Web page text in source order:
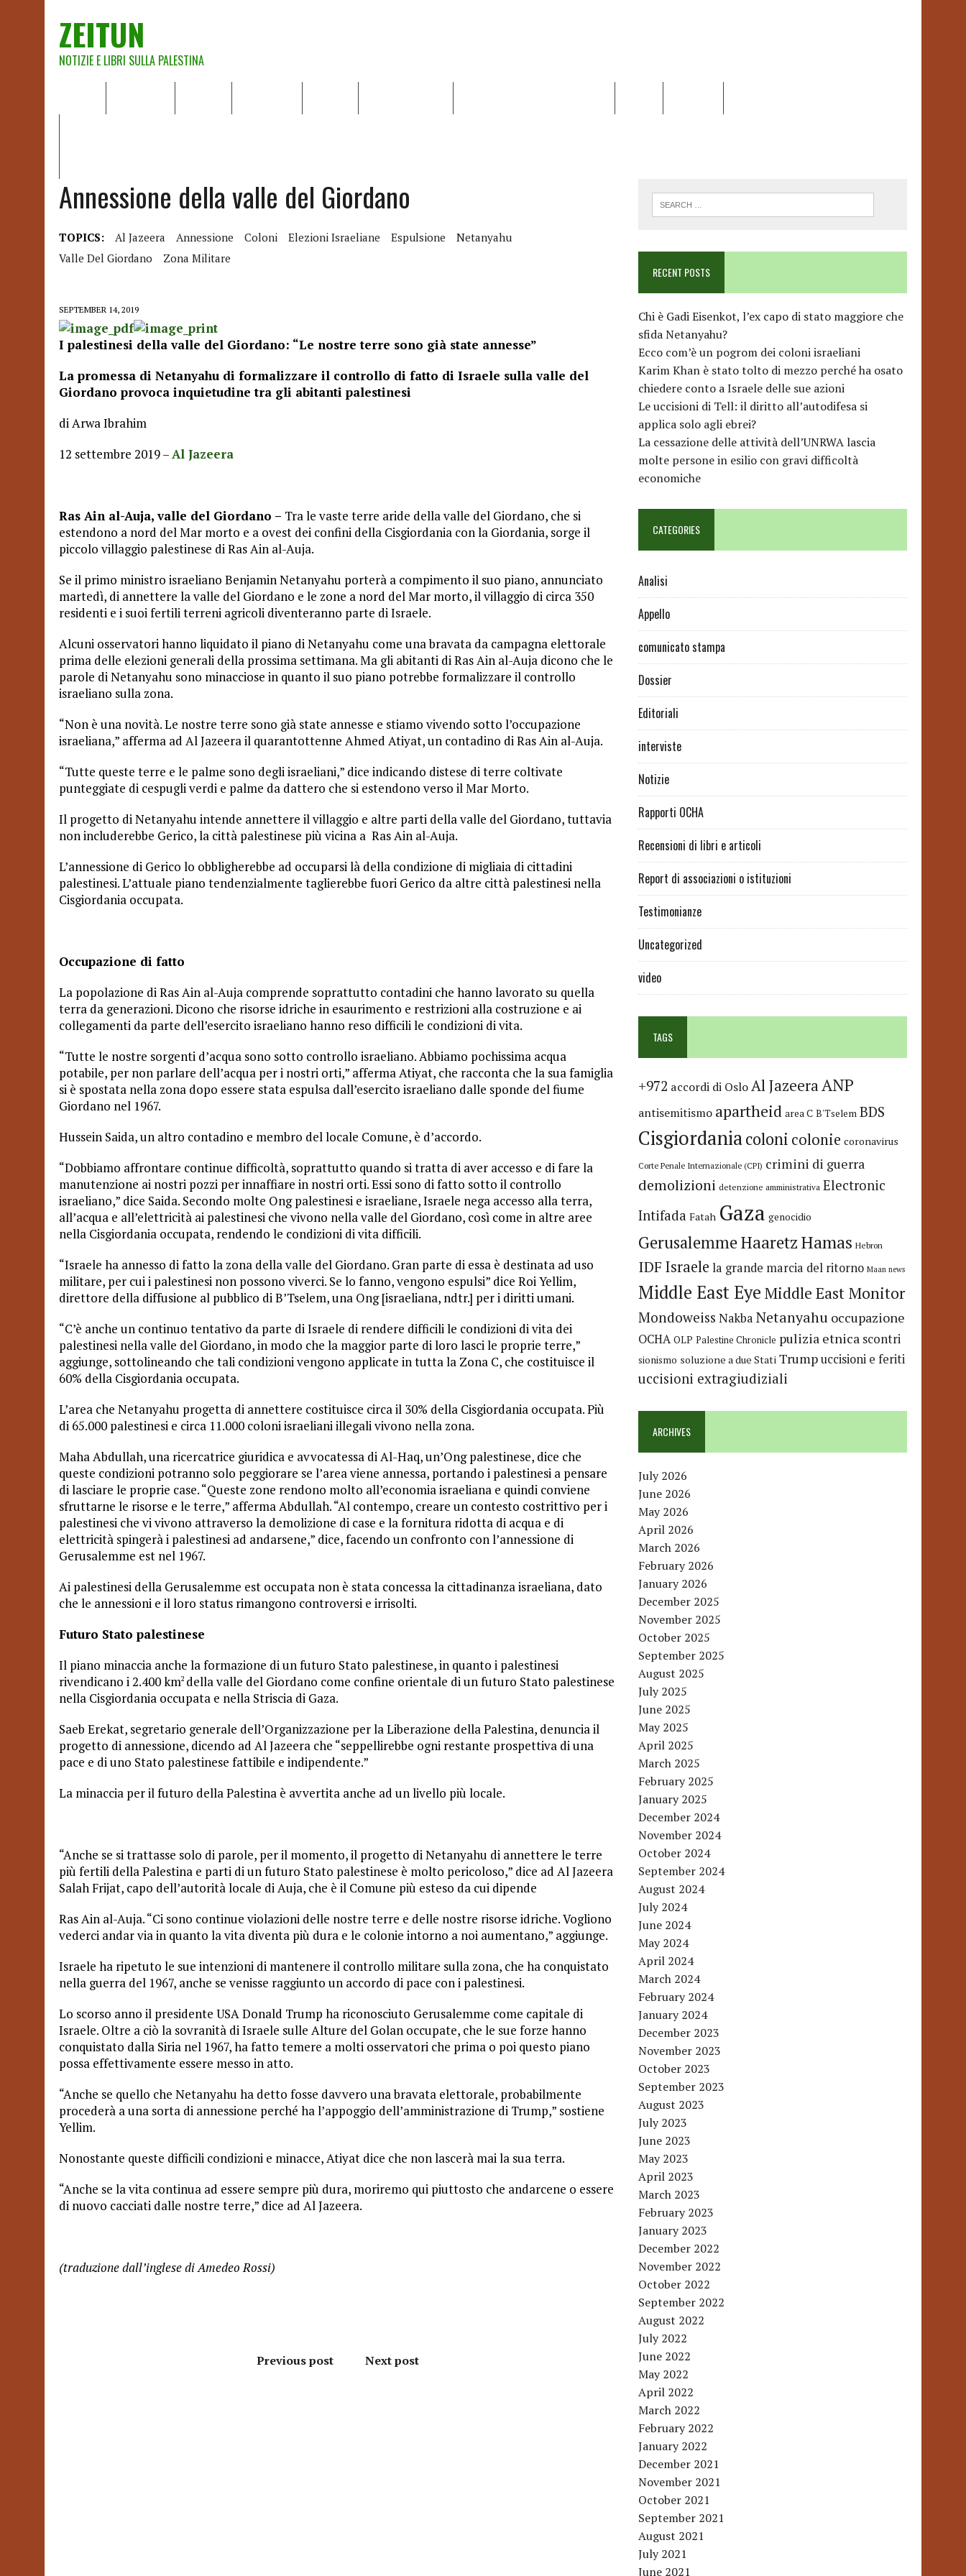
ZEITUN
NOTIZIE E LIBRI SULLA PALESTINA
Annessione della valle del Giordano
TOPICS: Al Jazeera Annessione Coloni Elezioni Israeliane Espulsione
Netanyahu
Valle Del Giordano
Zona Militare
SEPTEMBER 14, 2019
I palestinesi della valle del Giordano: “Le nostre terre sono già state annesse”
La promessa di Netanyahu di formalizzare il controllo di fatto di Israele sulla valle del
Giordano provoca inquietudine tra gli abitanti palestinesi
di Arwa Ibrahim
12 settembre 2019 –Al Jazeera
Ras Ain al-Auja, valle del Giordano – Tra le vaste terre aride della valle del Giordano, che si
estendono a nord del Mar morto e a ovest dei confini della Cisgiordania con la Giordania, sorge il
piccolo villaggio palestinese di Ras Ain al-Auja.
Se il primo ministro israeliano Benjamin Netanyahu porterà a compimento il suo piano, annunciato
martedì, di annettere la valle del Giordano e le zone a nord del Mar morto, il villaggio di circa 350
residenti e i suoi fertili terreni agricoli diventeranno parte di Israele.
Alcuni osservatori hanno liquidato il piano di Netanyahu come una bravata da campagna elettorale
prima delle elezioni generali della prossima settimana. Ma gli abitanti di Ras Ain al-Auja dicono che le
parole di Netanyahu sono minacciose in quanto il suo piano potrebbe formalizzare il controllo
israeliano sulla zona.
“Non è una novità. Le nostre terre sono già state annesse e stiamo vivendo sotto l’occupazione
israeliana,” afferma ad Al Jazeera il quarantottenne Ahmed Atiyat, un contadino di Ras Ain al-Auja.
“Tutte queste terre e le palme sono degli israeliani,” dice indicando distese di terre coltivate
punteggiate di cespugli verdi e palme da dattero che si estendono verso il Mar Morto.
Il progetto di Netanyahu intende annettere il villaggio e altre parti della valle del Giordano, tuttavia
non includerebbe Gerico, la città palestinese più vicina a Ras Ain al-Auja.
L’annessione di Gerico lo obbligherebbe ad occuparsi là della condizione di migliaia di cittadini
palestinesi. L’attuale piano tendenzialmente taglierebbe fuori Gerico da altre città palestinesi nella
Cisgiordania occupata.
Occupazione di fatto
La popolazione di Ras Ain al-Auja comprende soprattutto contadini che hanno lavorato su quella
terra da generazioni. Dicono che risorse idriche in esaurimento e restrizioni alla costruzione e ai
collegamenti da parte dell’esercito israeliano hanno reso difficili le condizioni di vita.
“Tutte le nostre sorgenti d’acqua sono sotto controllo israeliano. Abbiamo pochissima acqua
potabile, per non parlare dell’acqua per i nostri orti,” afferma Atiyat, che racconta che la sua famiglia
si è spostata nella zona dopo essere stata espulsa dall’esercito israeliano dalle sponde del fiume
Giordano nel 1967.
Hussein Saida, un altro contadino e membro del locale Comune, è d’accordo.
“Dobbiamo affrontare continue difficoltà, soprattutto quando si tratta di aver accesso e di fare la
manutenzione ai nostri pozzi per innaffiare in nostri orti. Essi sono di fatto sotto il controllo
israeliano,” dice Saida. Secondo molte Ong palestinesi e israeliane, Israele nega accesso alla terra,
all’acqua e all’elettricità ai palestinesi che vivono nella valle del Giordano, così come in altre aree
nella Cisgiordania occupata, rendendo le condizioni di vita difficili.
“Israele ha annesso di fatto la zona della valle del Giordano. Gran parte di essa è destinata ad uso
militare, per cui i palestinesi non possono viverci. Se lo fanno, vengono espulsi” dice Roi Yellim,
direttore della diffusione al pubblico di B’Tselem, una Ong [israeliana, ndtr.] per i diritti umani.
“C’è anche un continuo tentativo da parte di Israele di rendere difficili le condizioni di vita dei
palestinesi nella valle del Giordano, in modo che la maggior parte di loro lasci le proprie terre,”
aggiunge, sottolineando che tali condizioni vengono applicate in tutta la Zona C, che costituisce il
60% della Cisgiordania occupata.
L’area che Netanyahu progetta di annettere costituisce circa il 30% della Cisgiordania occupata. Più
di 65.000 palestinesi e circa 11.000 coloni israeliani illegali vivono nella zona.
Maha Abdullah, una ricercatrice giuridica e avvocatessa di Al-Haq, un’Ong palestinese, dice che
queste condizioni potranno solo peggiorare se l’area viene annessa, portando i palestinesi a pensare
di lasciare le proprie case. “Queste zone rendono molto all’economia israeliana e quindi conviene
sfruttarne le risorse e le terre,” afferma Abdullah. “Al contempo, creare un contesto costrittivo per i
palestinesi che vi vivono attraverso la demolizione di case e la fornitura ridotta di acqua e di
elettricità spingerà i palestinesi ad andarsene,” dice, facendo un confronto con l’annessione di
Gerusalemme est nel 1967.
Ai palestinesi della Gerusalemme est occupata non è stata concessa la cittadinanza israeliana, dato
che le annessioni e il loro status rimangono controversi e irrisolti.
Futuro Stato palestinese
Il piano minaccia anche la formazione di un futuro Stato palestinese, in quanto i palestinesi
rivendicano i 2.400 km2 della valle del Giordano come confine orientale di un futuro Stato palestinese
nella Cisgiordania occupata e nella Striscia di Gaza.
Saeb Erekat, segretario generale dell’Organizzazione per la Liberazione della Palestina, denuncia il
progetto di annessione, dicendo ad Al Jazeera che “seppellirebbe ogni restante prospettiva di una
pace e di uno Stato palestinese fattibile e indipendente.”
La minaccia per il futuro della Palestina è avvertita anche ad un livello più locale.
“Anche se si trattasse solo di parole, per il momento, il progetto di Netanyahu di annettere le terre
più fertili della Palestina e parti di un futuro Stato palestinese è molto pericoloso,” dice ad Al Jazeera
Salah Frijat, capo dell’autorità locale di Auja, che è il Comune più esteso da cui dipende
Ras Ain al-Auja. “Ci sono continue violazioni delle nostre terre e delle nostre risorse idriche. Vogliono
vederci andar via in quanto la vita diventa più dura e le colonie intorno a noi aumentano,” aggiunge.
Israele ha ripetuto le sue intenzioni di mantenere il controllo militare sulla zona, che ha conquistato
nella guerra del 1967, anche se venisse raggiunto un accordo di pace con i palestinesi.
Lo scorso anno il presidente USA Donald Trump ha riconosciuto Gerusalemme come capitale di
Israele. Oltre a ciò la sovranità di Israele sulle Alture del Golan occupate, che le sue forze hanno
conquistato dalla Siria nel 1967, ha fatto temere a molti osservatori che prima o poi questo piano
possa effettivamente essere messo in atto.
“Anche se quello che Netanyahu ha detto fosse davvero una bravata elettorale, probabilmente
procederà a una sorta di annessione perché ha l’appoggio dell’amministrazione di Trump,” sostiene
Yellim.
Nonostante queste difficili condizioni e minacce, Atiyat dice che non lascerà mai la sua terra.
“Anche se la vita continua ad essere sempre più dura, moriremo qui piuttosto che andarcene o essere
di nuovo cacciati dalle nostre terre,” dice ad Al Jazeera.
(traduzione dall’inglese di Amedeo Rossi)
Previous post Next post
RECENT POSTS
Chi è Gadi Eisenkot, l’ex capo di stato maggiore che
sfida Netanyahu?
Ecco com’è un pogrom dei coloni israeliani
Karim Khan è stato tolto di mezzo perché ha osato
chiedere conto a Israele delle sue azioni
Le uccisioni di Tell: il diritto all’autodifesa si
applica solo agli ebrei?
La cessazione delle attività dell’UNRWA lascia
molte persone in esilio con gravi difficoltà
economiche
CATEGORIES
Analisi
Appello
comunicato stampa
Dossier
Editoriali
interviste
Notizie
Rapporti OCHA
Recensioni di libri e articoli
Report di associazioni o istituzioni
Testimonianze
Uncategorized
video
TAGS
+972 accordi di OsloAl JazeeraANP
antisemitismo apartheid area C B'Tselem BDS
Cisgiordaniacoloni colonie coronavirus
Corte Penale Internazionale (CPI) crimini di guerra
demolizioni detenzione amministrativa Electronic
Intifada Fatah Gaza genocidio
GerusalemmeHaaretzHamas Hebron
IDF Israele la grande marcia del ritorno Maan news
Middle East Eye Middle East Monitor
Mondoweiss Nakba Netanyahu occupazione
OCHA OLP Palestine Chronicle pulizia etnica scontri
sionismo soluzione a due Stati Trumpuccisioni e feriti
uccisioni extragiudiziali
ARCHIVES
July 2026
June 2026
May 2026
April 2026
March 2026
February 2026
January 2026
December 2025
November 2025
October 2025
September 2025
August 2025
July 2025
June 2025
May 2025
April 2025
March 2025
February 2025
January 2025
December 2024
November 2024
October 2024
September 2024
August 2024
July 2024
June 2024
May 2024
April 2024
March 2024
February 2024
January 2024
December 2023
November 2023
October 2023
September 2023
August 2023
July 2023
June 2023
May 2023
April 2023
March 2023
February 2023
January 2023
December 2022
November 2022
October 2022
September 2022
August 2022
July 2022
June 2022
May 2022
April 2022
March 2022
February 2022
January 2022
December 2021
November 2021
October 2021
September 2021
August 2021
July 2021
June 2021